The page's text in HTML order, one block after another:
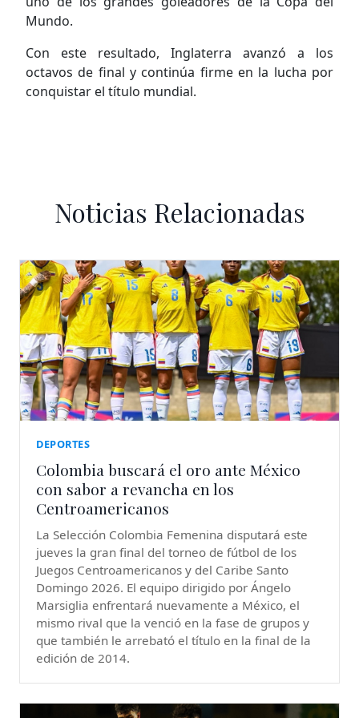
Mundo.
Con este resultado, Inglaterra avanzó a los
octavos de final y continúa firme en la lucha por
conquistar el título mundial.
Noticias Relacionadas
DEPORTES
Colombia buscará el oro ante México
con sabor a revancha en los
Centroamericanos
La Selección Colombia Femenina disputará este
jueves la gran final del torneo de fútbol de los
Juegos Centroamericanos y del Caribe Santo
Domingo 2026. El equipo dirigido por Ángelo
Marsiglia enfrentará nuevamente a México, el
mismo rival que la venció en la fase de grupos y
que también le arrebató el título en la final de la
edición de 2014.